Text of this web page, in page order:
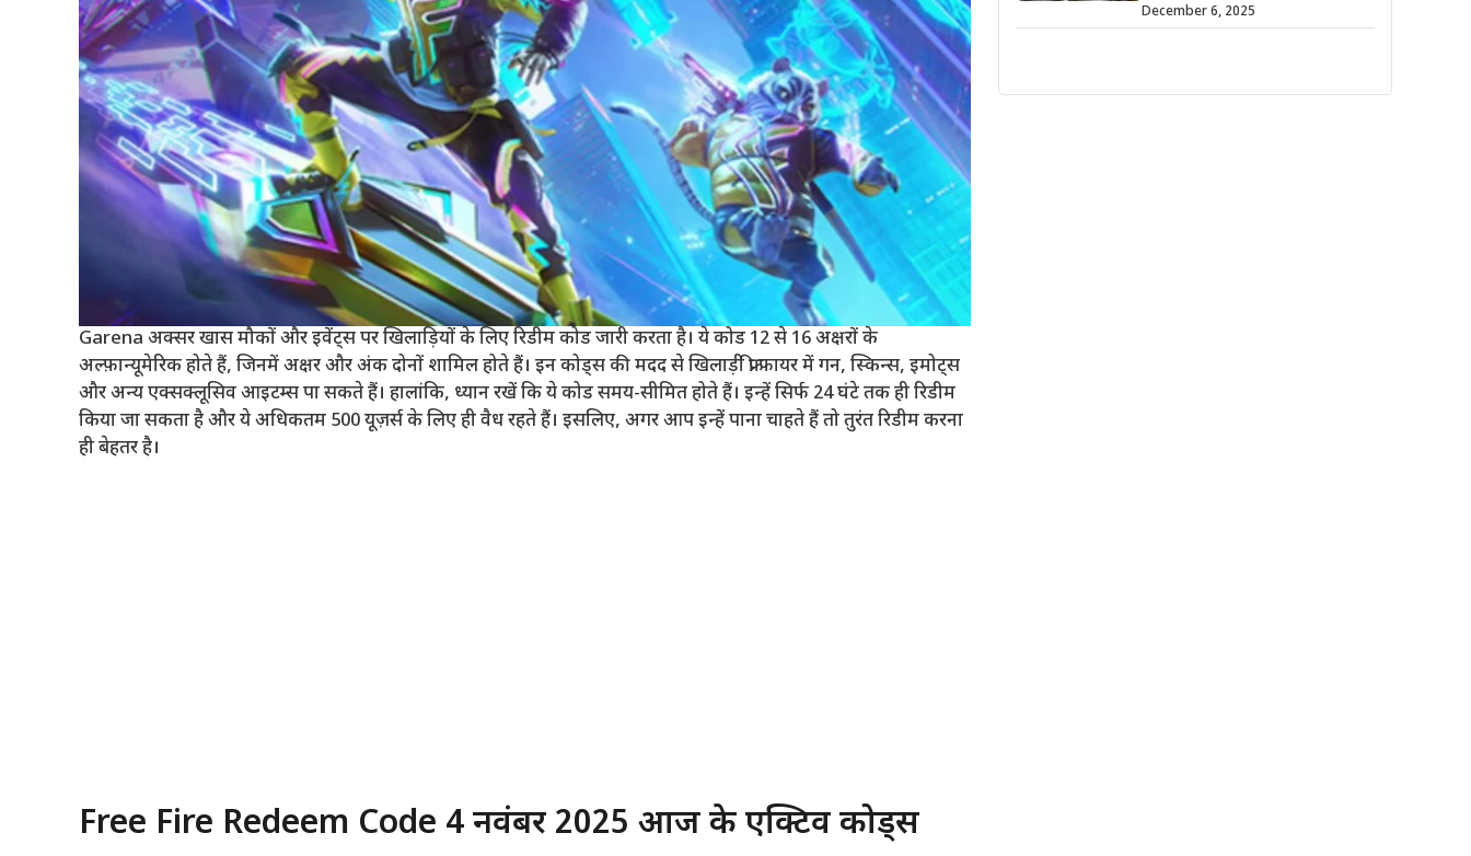
Garena अक्सर खास मौकों और इवेंट्स पर खिलाड़ियों के लिए रिडीम कोड जारी करता है। ये कोड 12 से 16 अक्षरों के
अल्फ़ान्यूमेरिक होते हैं, जिनमें अक्षर और अंक दोनों शामिल होते हैं। इन कोड्स की मदद से खिलाड़ी फ्री फायर में गन, स्किन्स, इमोट्स
और अन्य एक्सक्लूसिव आइटम्स पा सकते हैं। हालांकि, ध्यान रखें कि ये कोड समय-सीमित होते हैं। इन्हें सिर्फ 24 घंटे तक ही रिडीम
किया जा सकता है और ये अधिकतम 500 यूज़र्स के लिए ही वैध रहते हैं। इसलिए, अगर आप इन्हें पाना चाहते हैं तो तुरंत रिडीम करना
ही बेहतर है।
Free Fire Redeem Code 4 नवंबर 2025 आज के एक्टिव कोड्स
December 6, 2025